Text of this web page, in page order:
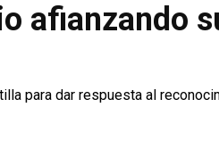
afianzando
para dar respuesta al